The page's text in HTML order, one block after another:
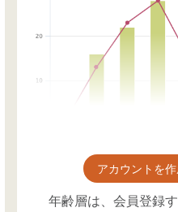
アカウントを作
年齢層は、会員登録